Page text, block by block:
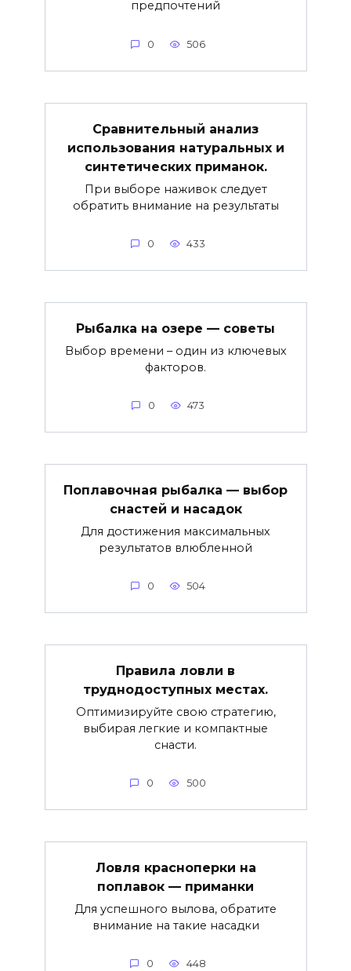
предпочтений
0 506
Сравнительный анализ
использования натуральных и
синтетических приманок.
При выборе наживок следует
обратить внимание на результаты
0 433
Рыбалка на озере — советы
Выбор времени – один из ключевых
факторов.
0 473
Поплавочная рыбалка — выбор
снастей и насадок
Для достижения максимальных
результатов влюбленной
0 504
Правила ловли в
труднодоступных местах.
Оптимизируйте свою стратегию,
выбирая легкие и компактные
снасти.
0 500
Ловля красноперки на
поплавок — приманки
Для успешного вылова, обратите
внимание на такие насадки
0 448